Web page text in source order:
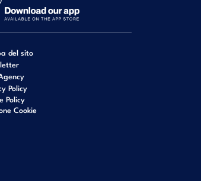
del sito
Policy
Policy
Cookie